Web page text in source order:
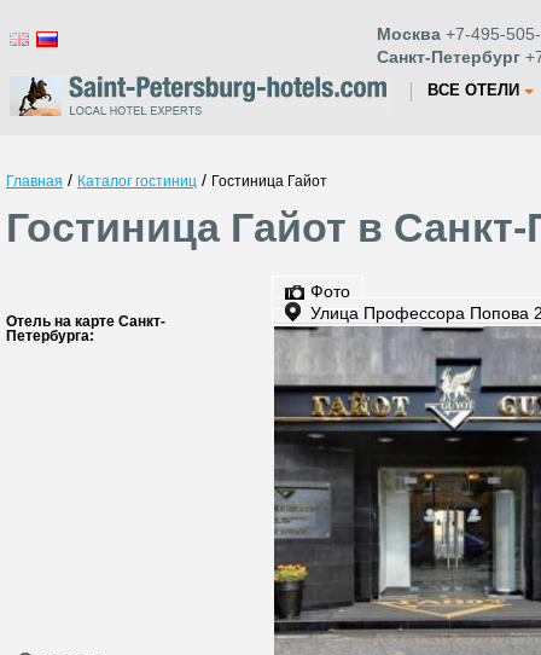
Москва +7-495-
Санкт-Петербург
ВСЕ ОТЕЛИ
Главная / Каталог гостиниц / Гостиница Гайот
Гостиница Гайот в Санкт-
Отель на карте Санкт-
Петербурга:
Фото
Улица Профессора Попова